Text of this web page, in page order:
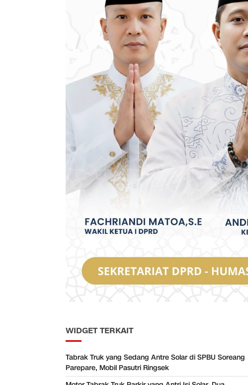
WIDGET TERKAIT
Tabrak Truk yang Sedang Antre Solar di SPBU Soreang
Parepare, Mobil Pasutri Ringsek